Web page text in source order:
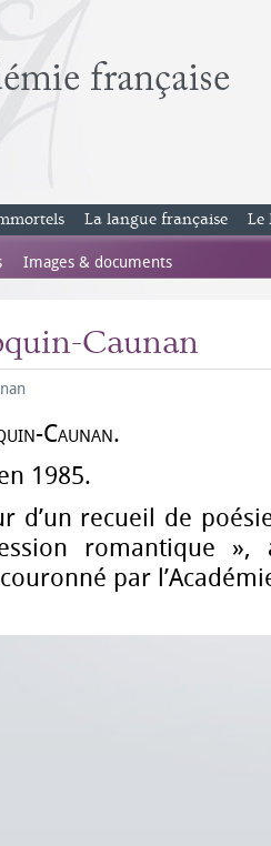
La langue française Le
Images & documents
Caunan
Caunan.
1985.
d’un recueil de
romantique »,
par